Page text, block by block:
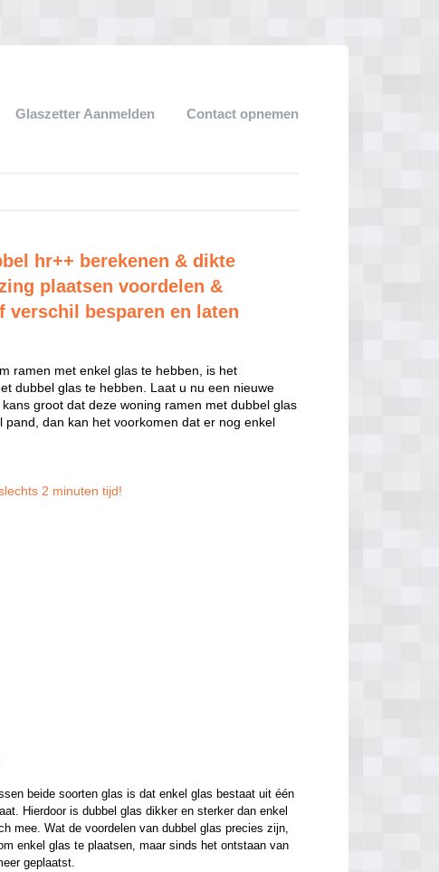
Glaszetter Aanmelden Contact opnemen
hr++ berekenen & dikte
plaatsen voordelen &
verschil besparen en laten
ramen met enkel glas te hebben, is het
dubbel glas te hebben. Laat u nu een nieuwe
groot dat deze woning ramen met dubbel glas
dan kan het voorkomen dat er nog enkel
2 minuten tijd!
beide soorten glas is dat enkel glas bestaat uit één
Hierdoor is dubbel glas dikker en sterker dan enkel
mee. Wat de voordelen van dubbel glas precies zijn,
enkel glas te plaatsen, maar sinds het ontstaan van
geplaatst.